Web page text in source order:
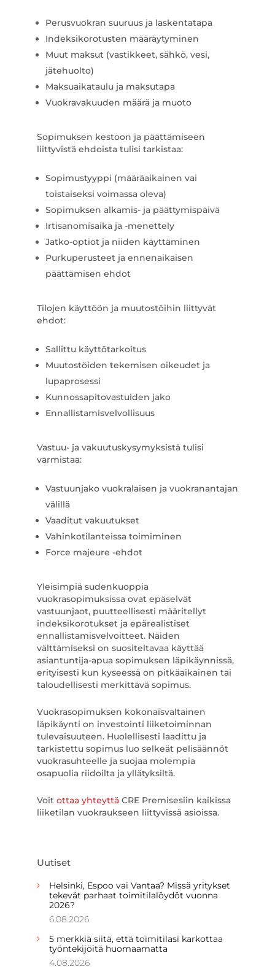
Perusvuokran suuruus ja laskentatapa
Indeksikorotusten määräytyminen
Muut maksut (vastikkeet, sähkö, vesi,
jätehuolto)
Maksuaikataulu ja maksutapa
Vuokravakuuden määrä ja muoto
Sopimuksen kestoon ja päättämiseen
liittyvistä ehdoista tulisi tarkistaa:
Sopimustyyppi (määräaikainen vai
toistaiseksi voimassa oleva)
Sopimuksen alkamis- ja päättymispäivä
Irtisanomisaika ja -menettely
Jatko-optiot ja niiden käyttäminen
Purkuperusteet ja ennenaikaisen
päättämisen ehdot
Tilojen käyttöön ja muutostöihin liittyvät
ehdot:
Sallittu käyttötarkoitus
Muutostöiden tekemisen oikeudet ja
lupaprosessi
Kunnossapitovastuiden jako
Ennallistamisvelvollisuus
Vastuu- ja vakuutuskysymyksistä tulisi
varmistaa:
Vastuunjako vuokralaisen ja vuokranantajan
välillä
Vaaditut vakuutukset
Vahinkotilanteissa toimiminen
Force majeure -ehdot
Yleisimpiä sudenkuoppia
vuokrasopimuksissa ovat epäselvät
vastuunjaot, puutteellisesti määritellyt
indeksikorotukset ja epärealistiset
ennallistamisvelvoitteet. Näiden
välttämiseksi on suositeltavaa käyttää
asiantuntija-apua sopimuksen läpikäynnissä,
erityisesti kun kyseessä on pitkäaikainen tai
taloudellisesti merkittävä sopimus.
Vuokrasopimuksen kokonaisvaltainen
läpikäynti on investointi liiketoiminnan
tulevaisuuteen. Huolellisesti laadittu ja
tarkistettu sopimus luo selkeät pelisäännöt
vuokrasuhteelle ja suojaa molempia
osapuolia riidoilta ja yllätyksiltä.
Voit ottaa yhteyttäCRE Premisesiin kaikissa
liiketilan vuokraukseen liittyvissä asioissa.
Uutiset
Helsinki, Espoo vai Vantaa? Missä yritykset
tekevät parhaat toimitilalöydöt vuonna
2026?
6.08.2026
5 merkkiä siitä, että toimitilasi karkottaa
työntekijöitä huomaamatta
4.08.2026